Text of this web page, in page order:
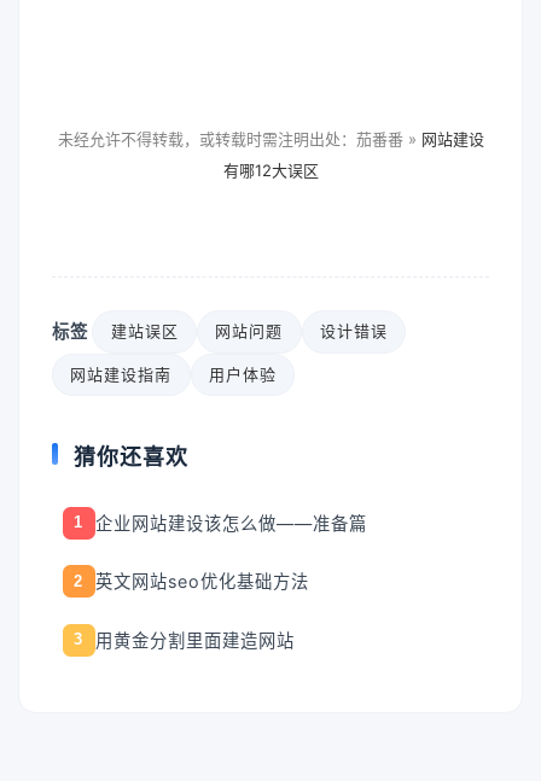
未经允许不得转载，或转载时需注明出处：茄番番 » 网站建设
有哪12大误区
标签 建站误区 网站问题 设计错误
网站建设指南 用户体验
猜你还喜欢
1 企业网站建设该怎么做——准备篇
2 英文网站seo优化基础方法
3 用黄金分割里面建造网站